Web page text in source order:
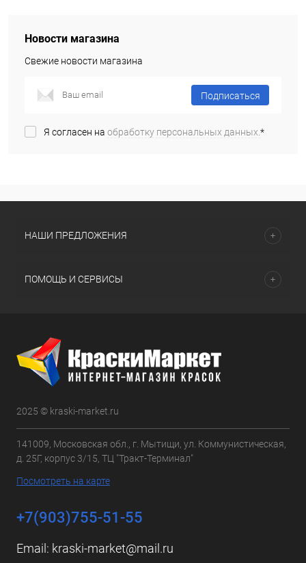
Новости магазина
Свежие новости магазина
Подписаться
Я согласен на обработку персональных данных.*
НАШИ ПРЕДЛОЖЕНИЯ
ПОМОЩЬ И СЕРВИСЫ
2025 © kraski-market.ru
141009, Московская обл., г. Мытищи, ул. Коммунистическая,
д. 25Г, корпус 3/15, ТЦ "Тракт-Терминал"
Посмотреть на карте
+7(903)755-51-55
Email: kraski-market@mail.ru